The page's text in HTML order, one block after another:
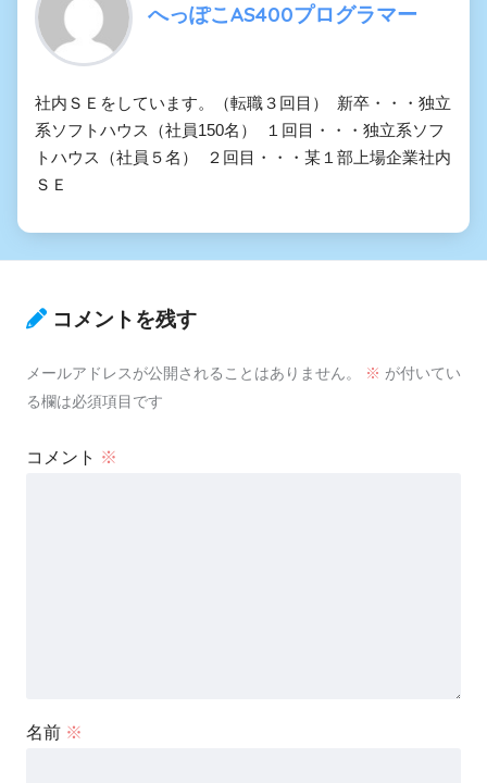
へっぽこAS400プログラマー
社内ＳＥをしています。（転職３回目） 新卒・・・独立
系ソフトハウス（社員150名） １回目・・・独立系ソフ
トハウス（社員５名） ２回目・・・某１部上場企業社内
ＳＥ
コメントを残す
メールアドレスが公開されることはありません。 ※ が付いてい
る欄は必須項目です
コメント ※
名前 ※